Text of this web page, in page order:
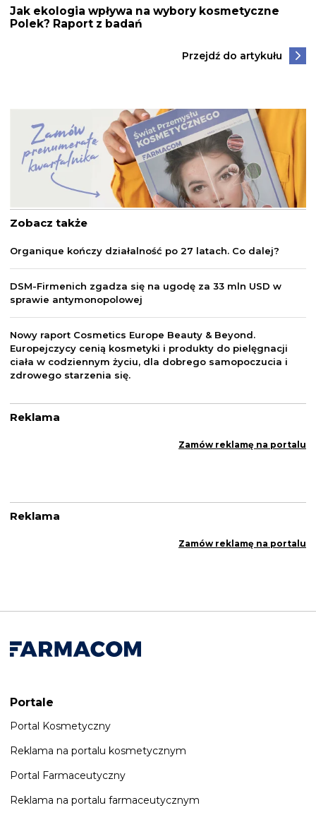
Przejdź do artykułu
Jak ekologia wpływa na wybory kosmetyczne
Polek? Raport z badań
Zobacz także
Organique kończy działalność po 27 latach. Co dalej?
DSM-Firmenich zgadza się na ugodę za 33 mln USD w
sprawie antymonopolowej
Nowy raport Cosmetics Europe Beauty & Beyond.
Europejczycy cenią kosmetyki i produkty do pielęgnacji
ciała w codziennym życiu, dla dobrego samopoczucia i
zdrowego starzenia się.
Reklama
Zamów reklamę na portalu
Reklama
Zamów reklamę na portalu
Portale
Portal Kosmetyczny
Reklama na portalu kosmetycznym
Portal Farmaceutyczny
Reklama na portalu farmaceutycznym